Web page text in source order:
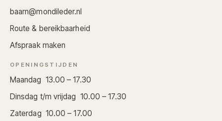
baarn@mondileder.nl
Route & bereikbaarheid
Afspraak maken
OPENINGSTIJDEN
Maandag 13.00 – 17.30
Dinsdag t/m vrijdag 10.00 – 17.30
Zaterdag 10.00 – 17.00